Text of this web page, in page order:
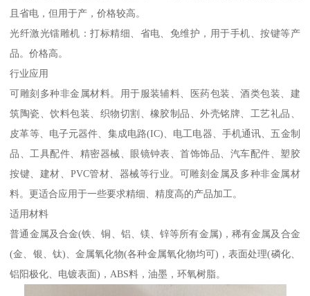
且省电，但用于产，价格较高。
光纤激光镭雕机：打标精细、省电、免维护，用于手机、按键等产
品。价格高。
行业应用
可雕刻多种非金属材料。用于服装辅料、医药包装、酒类包装、建
筑陶瓷、饮料包装、织物切割、橡胶制品、外壳铭牌、工艺礼品、
皮革等、电子元器件、集成电路(IC)、电工电器、手机通讯、五金制
品、工具配件、精密器械、眼镜钟表、首饰饰品、汽车配件、塑胶
按键、建材、PVC管材、器械等行业。可雕刻金属及多种非金属材
料。更适合应用于一些要求精细、精度高的产品加工。
适用材料
普通金属及合金(铁、铜、铝、镁、锌等所有金属)，稀有金属及合金
(金、银、钛)、金属氧化物(各种金属氧化物均可)，表面处理(磷化、
铝阳极化、电镀表面)，ABS料，油墨，环氧树脂。